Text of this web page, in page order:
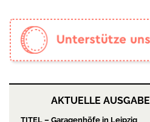
AKTUELLE AUSGABE
TITEL – Garagenhöfe in Leipzig